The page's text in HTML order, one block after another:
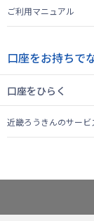
ご利用マニュアル
口座をお持ちで
口座をひらく
近畿ろうきんのサービ